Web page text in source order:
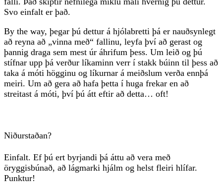
Svo einfalt er það.
By the way, þegar þú dettur á hjólabretti þá er nauðsynlegt
að reyna að „vinna með“ fallinu, leyfa því að gerast og
þannig draga sem mest úr áhrifum þess. Um leið og þú
stífnar upp þá verður líkaminn verr í stakk búinn til þess að
taka á móti högginu og líkurnar á meiðslum verða ennþá
meiri. Um að gera að hafa þetta í huga frekar en að
streitast á móti, því þú átt eftir að detta… oft!
Niðurstaðan?
Einfalt. Ef þú ert byrjandi þá áttu að vera með
öryggisbúnað, að lágmarki hjálm og helst fleiri hlífar.
Punktur!